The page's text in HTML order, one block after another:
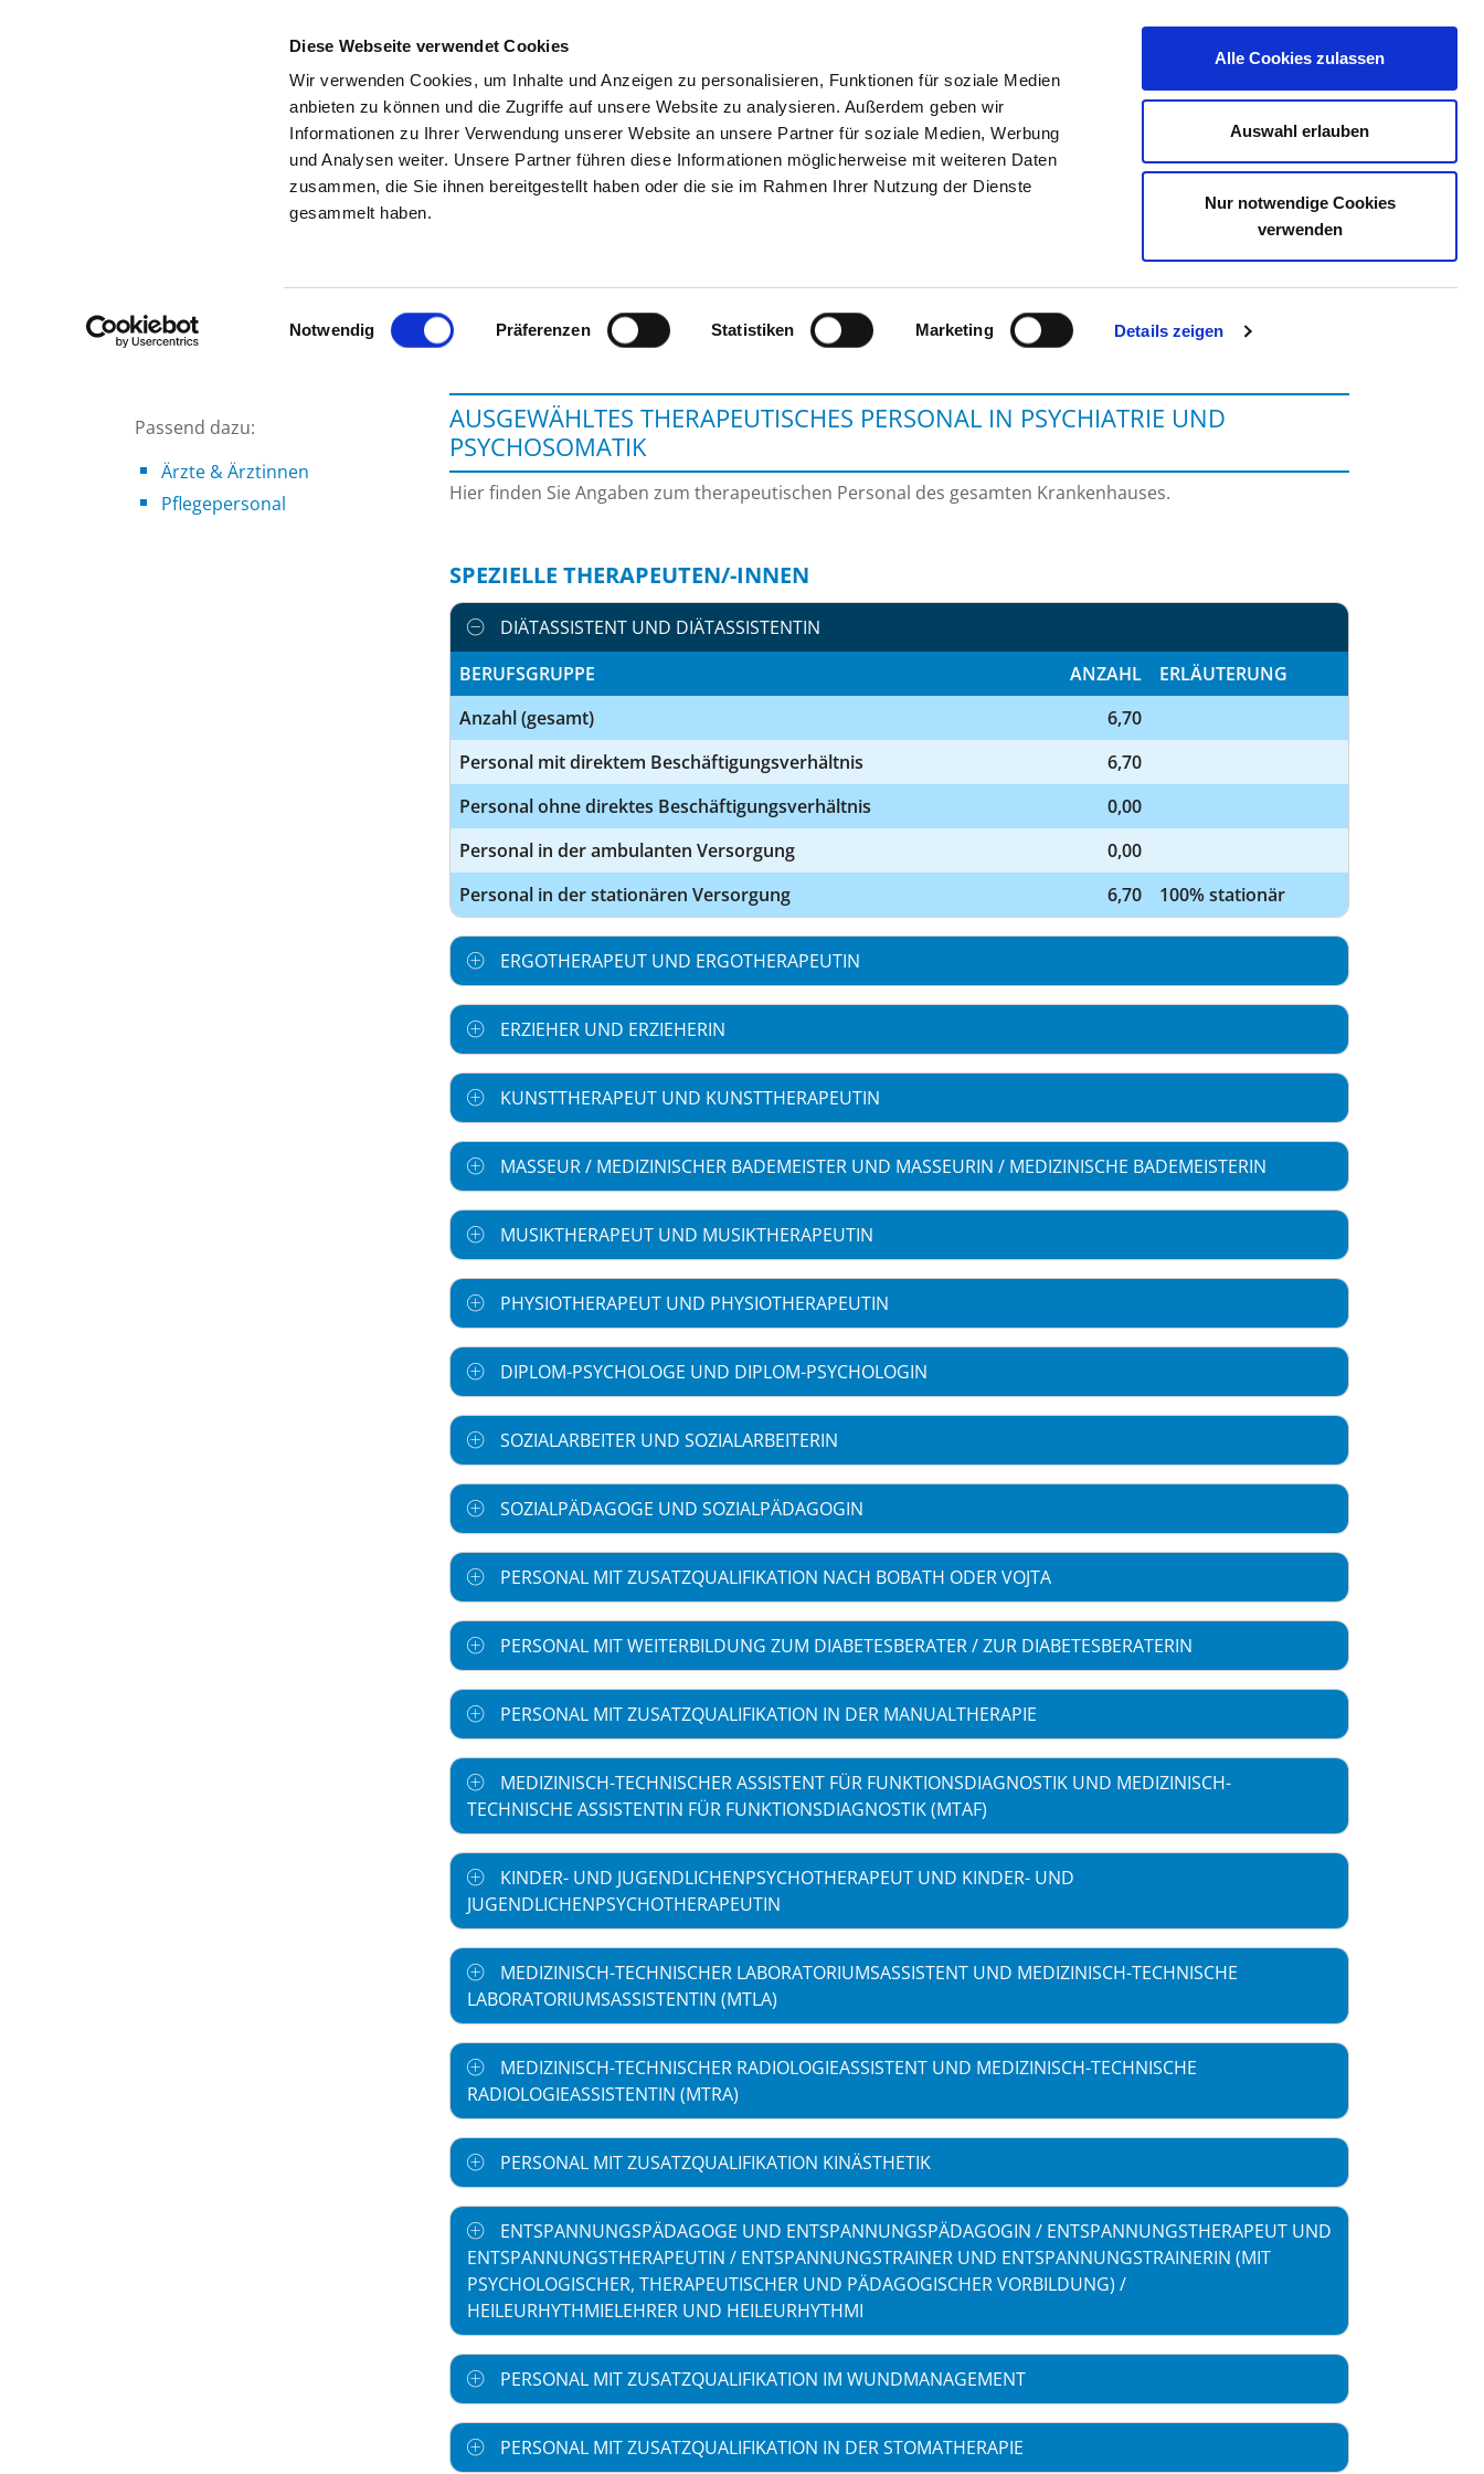
Diese Webseite verwendet Cookies
Wir verwenden Cookies, um Inhalte und Anzeigen zu personalisieren, Funktionen für soziale Medien
anbieten zu können und die Zugriffe auf unsere Website zu analysieren. Außerdem geben wir
Informationen zu Ihrer Verwendung unserer Website an unsere Partner für soziale Medien, Werbung
und Analysen weiter. Unsere Partner führen diese Informationen möglicherweise mit weiteren Daten
zusammen, die Sie ihnen bereitgestellt haben oder die sie im Rahmen Ihrer Nutzung der Dienste
gesammelt haben.
Einwilligungsauswahl
Notwendig Präferenzen Statistiken Marketing Details zeigen
Alle Cookies zulassen
Auswahl erlauben
Nur notwendige Cookies
verwenden
SUCHEN TIPPS & HILFE DAS DKV STELLENBÖRSE KONTAKT IHRE MEINUNG
Zur Krankenhaus-Startseite
Passend dazu:
Ärzte & Ärztinnen
Pflegepersonal
AUSGEWÄHLTES THERAPEUTISCHES PERSONAL IN PSYCHIATRIE UND
PSYCHOSOMATIK
Hier finden Sie Angaben zum therapeutischen Personal des gesamten Krankenhauses.
SPEZIELLE THERAPEUTEN/-INNEN
DIÄTASSISTENT UND DIÄTASSISTENTIN
BERUFSGRUPPE
ANZAHL
ERLÄUTERUNG
Anzahl (gesamt)
6,70
Personal mit direktem Beschäftigungsverhältnis
6,70
Personal ohne direktes Beschäftigungsverhältnis
0,00
Personal in der ambulanten Versorgung
0,00
Personal in der stationären Versorgung
6,70 100% stationär
ERGOTHERAPEUT UND ERGOTHERAPEUTIN
ERZIEHER UND ERZIEHERIN
KUNSTTHERAPEUT UND KUNSTTHERAPEUTIN
MASSEUR / MEDIZINISCHER BADEMEISTER UND MASSEURIN / MEDIZINISCHE BADEMEISTERIN
MUSIKTHERAPEUT UND MUSIKTHERAPEUTIN
PHYSIOTHERAPEUT UND PHYSIOTHERAPEUTIN
DIPLOM-PSYCHOLOGE UND DIPLOM-PSYCHOLOGIN
SOZIALARBEITER UND SOZIALARBEITERIN
SOZIALPÄDAGOGE UND SOZIALPÄDAGOGIN
PERSONAL MIT ZUSATZQUALIFIKATION NACH BOBATH ODER VOJTA
PERSONAL MIT WEITERBILDUNG ZUM DIABETESBERATER / ZUR DIABETESBERATERIN
PERSONAL MIT ZUSATZQUALIFIKATION IN DER MANUALTHERAPIE
MEDIZINISCH-TECHNISCHER ASSISTENT FÜR FUNKTIONSDIAGNOSTIK UND MEDIZINISCH-
TECHNISCHE ASSISTENTIN FÜR FUNKTIONSDIAGNOSTIK (MTAF)
KINDER- UND JUGENDLICHENPSYCHOTHERAPEUT UND KINDER- UND
JUGENDLICHENPSYCHOTHERAPEUTIN
MEDIZINISCH-TECHNISCHER LABORATORIUMSASSISTENT UND MEDIZINISCH-TECHNISCHE
LABORATORIUMSASSISTENTIN (MTLA)
MEDIZINISCH-TECHNISCHER RADIOLOGIEASSISTENT UND MEDIZINISCH-TECHNISCHE
RADIOLOGIEASSISTENTIN (MTRA)
PERSONAL MIT ZUSATZQUALIFIKATION KINÄSTHETIK
ENTSPANNUNGSPÄDAGOGE UND ENTSPANNUNGSPÄDAGOGIN / ENTSPANNUNGSTHERAPEUT UND
ENTSPANNUNGSTHERAPEUTIN / ENTSPANNUNGSTRAINER UND ENTSPANNUNGSTRAINERIN (MIT
PSYCHOLOGISCHER, THERAPEUTISCHER UND PÄDAGOGISCHER VORBILDUNG) /
HEILEURHYTHMIELEHRER UND HEILEURHYTHMI
PERSONAL MIT ZUSATZQUALIFIKATION IM WUNDMANAGEMENT
PERSONAL MIT ZUSATZQUALIFIKATION IN DER STOMATHERAPIE